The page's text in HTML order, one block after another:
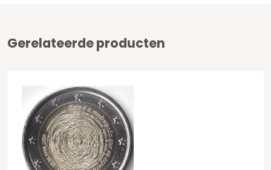
Gerelateerde producten